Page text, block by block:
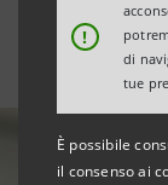
!
di
tue
È possibile
il consenso ai